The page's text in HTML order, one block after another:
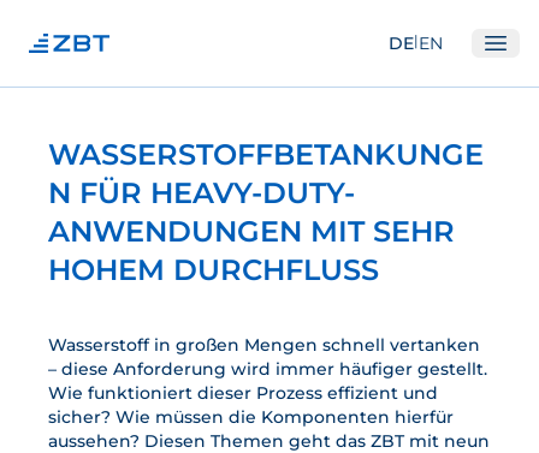
DE|EN
Über Uns
Abteilungen
Ausstattung
Open Science und IP
Gremien
Unser Netzwerk
WASSERSTOFFBETANKUNGE
N FÜR HEAVY-DUTY-
ANWENDUNGEN MIT SEHR
HOHEM DURCHFLUSS
Wasserstoff in großen Mengen schnell vertanken
– diese Anforderung wird immer häufiger gestellt.
Wie funktioniert dieser Prozess effizient und
sicher? Wie müssen die Komponenten hierfür
aussehen? Diesen Themen geht das ZBT mit neun